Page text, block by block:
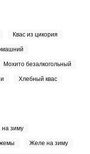
Квас из цикория
Мохито безалкогольный
Хлебный квас
на зиму
Желе на зиму